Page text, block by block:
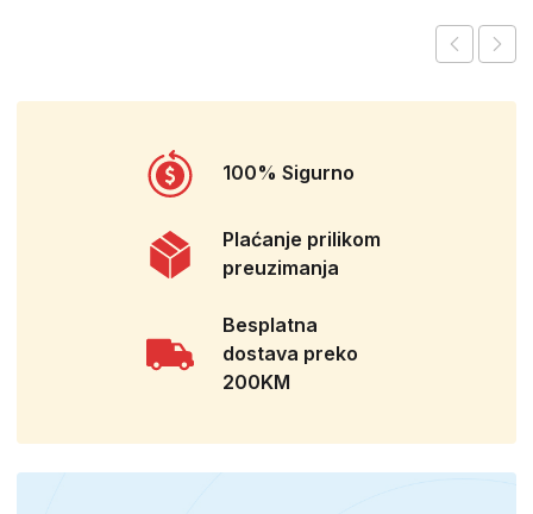
100% Sigurno
Plaćanje prilikom
preuzimanja
Besplatna
dostava preko
200KM